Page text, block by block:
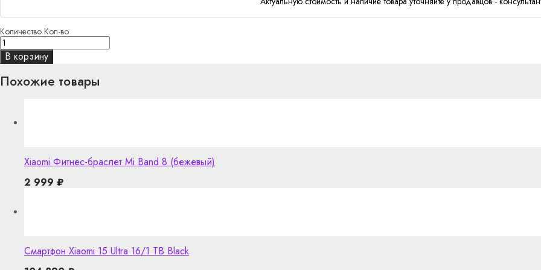
Количество Кол-во
В корзину
Похожие товары
Xiaomi Фитнес-браслет Mi Band 8 (бежевый)
2 999 ₽
Смартфон Xiaomi 15 Ultra 16/1 TB Black